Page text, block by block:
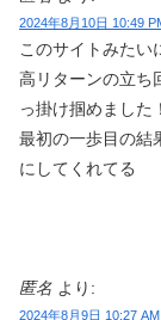
2024年8月10日 10:49
このサイトみたい
高リターンの立ち
っ掛け掴めました！
最初の一歩目の結
にしてくれてる
匿名 より:
2024年8月9日 10:27 AM